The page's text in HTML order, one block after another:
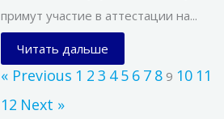
примут участие в аттестации на...
Читать дальше
« Previous 1 2 3 4 5 6 7 8 9 10 11
12 Next »